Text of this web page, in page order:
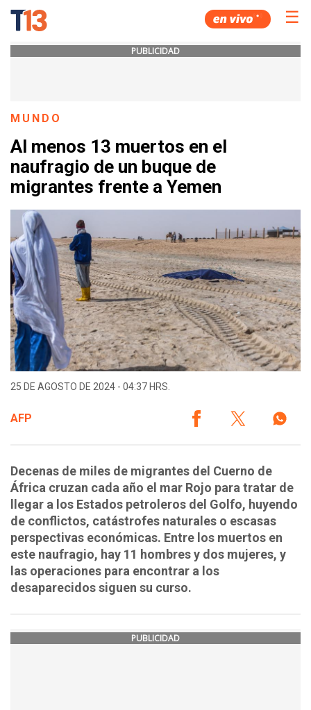
☰
PUBLICIDAD
MUNDO
Al menos 13 muertos en el
naufragio de un buque de
migrantes frente a Yemen
25 DE AGOSTO DE 2024 - 04:37 HRS.
AFP
Decenas de miles de migrantes del Cuerno de
África cruzan cada año el mar Rojo para tratar de
llegar a los Estados petroleros del Golfo, huyendo
de conflictos, catástrofes naturales o escasas
perspectivas económicas. Entre los muertos en
este naufragio, hay 11 hombres y dos mujeres, y
las operaciones para encontrar a los
desaparecidos siguen su curso.
PUBLICIDAD